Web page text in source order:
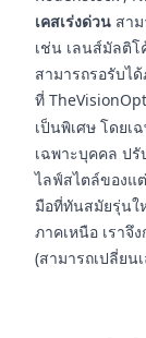
เคสเร่งด่วน สา
เช่น เลนส์มัลติ
สามารถรอรับไ
ที่
เป็นพิเศษ โดยเ
เฉพาะบุคคล ป
ไลฟ์สไตล์ของแ
มือที่ทันสมัยรุ่นใ
ภาคเหนือ เราจึ
(สามารถเปลี่ย